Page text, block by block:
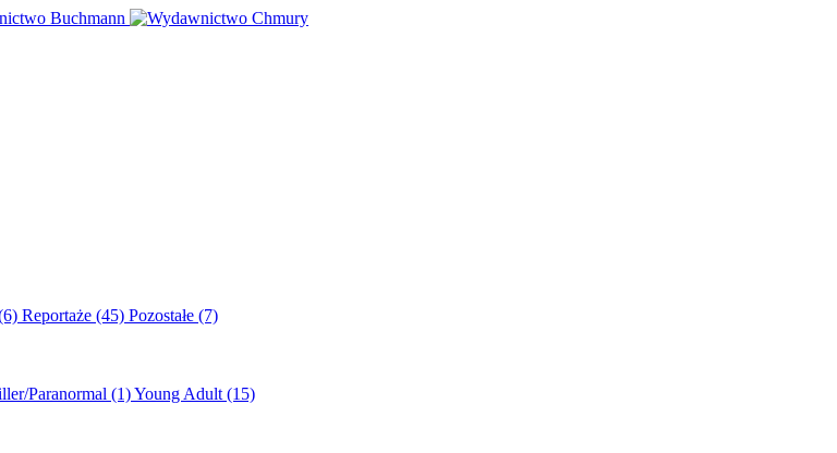
Reportaże (45) Pozostałe (7)
Paranormal (1)Young Adult (15)